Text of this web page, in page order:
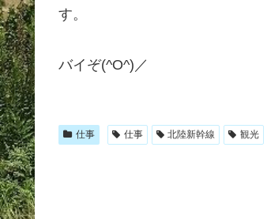
す。
バイぞ(^O^)／
仕事 仕事 北陸新幹線 観光